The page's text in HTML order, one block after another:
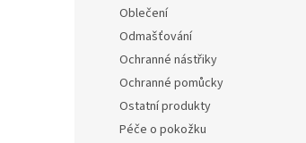
Oblečení
Odmašťování
Ochranné nástřiky
Ochranné pomůcky
Ostatní produkty
Péče o pokožku